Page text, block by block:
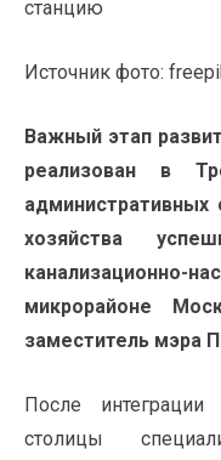
Источник фото:
Важный этап
реализован в
административных
хозяйства
микрорайоне
заместитель мэра
После
столицы